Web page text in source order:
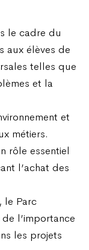
le cadre du
aux élèves de
telles que
et la
et
métiers.
rôle essentiel
l’achat des
le Parc
l’importance
les projets